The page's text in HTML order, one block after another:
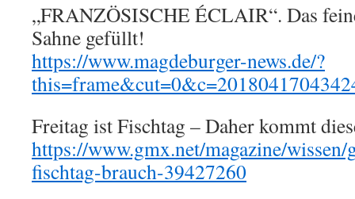
„FRANZÖSISCHE ÉCLAIR“. Das
Sahne gefüllt!
https://www.magdeburger-news.de/?
Freitag ist Fischtag – Daher kommt
https://www.gmx.net/magazine/
fischtag-brauch-39427260